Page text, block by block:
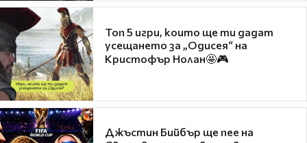
Топ 5 игри, които ще ти дадат
усещането за „Одисея“ на
Кристофър Нолан🤩🎮
Джъстин Бийбър ще пее на